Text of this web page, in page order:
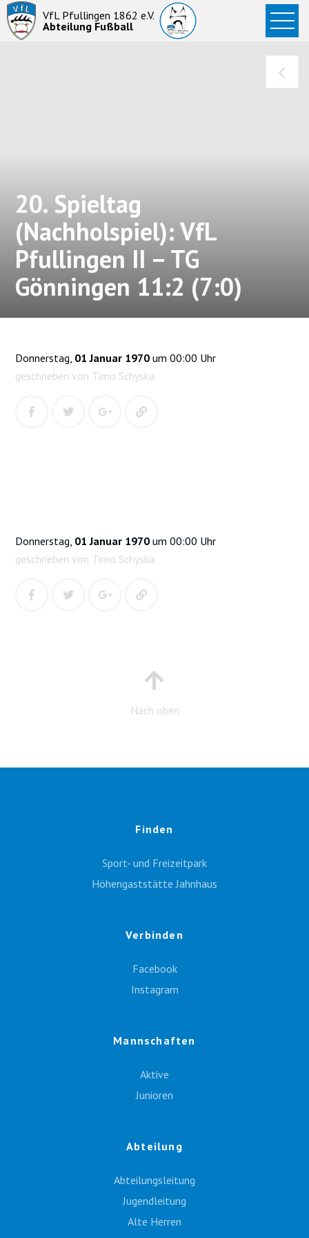
VfL Pfullingen 1862 e.V.
Abteilung Fußball
Startseite
News
20. Spieltag
(Nachholspiel): VfL
Pfullingen II – TG
Gönningen 11:2 (7:0)
Donnerstag, 01 Januar 1970 um 00:00 Uhr
geschrieben von Timo Schyska
Donnerstag, 01 Januar 1970 um 00:00 Uhr
geschrieben von Timo Schyska
Nach oben
Finden
Sport- und Freizeitpark
Höhengaststätte Jahnhaus
Verbinden
Facebook
Instagram
Mannschaften
Aktive
Junioren
Abteilung
Abteilungsleitung
Jugendleitung
Alte Herren